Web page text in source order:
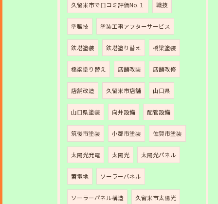
久留米市で口コミ評価No.１ 職技
塗職技 塗装工事アフターサービス
鉄塔塗装 鉄塔塗り替え 橋梁塗装
橋梁塗り替え 店舗改装 店舗改修
店舗改造 久留米市店舗 山口県
山口県塗装 向井設備 配管設備
筑後市塗装 小郡市塗装 佐賀市塗装
太陽光発電 太陽光 太陽光パネル
蓄電地 ソーラーパネル
ソーラーパネル構造 久留米市太陽光